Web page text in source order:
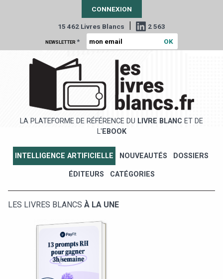
CONNEXION
15 462 Livres Blancs | 2 563
NEWSLETTER *
LA PLATEFORME DE RÉFÉRENCE DU LIVRE BLANC ET DE
L' EBOOK
INTELLIGENCE ARTIFICIELLE NOUVEAUTÉS DOSSIERS
ÉDITEURS CATÉGORIES
LES LIVRES BLANCS À LA UNE